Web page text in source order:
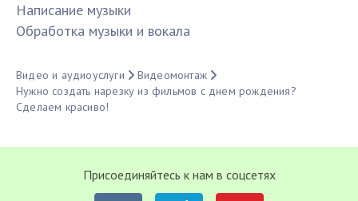
Написание музыки
Обработка музыки и вокала
Видео и аудиоуслуги
Видеомонтаж
Нужно создать нарезку из фильмов с днем рождения?
Сделаем красиво!
Присоединяйтесь к нам в соцсетях